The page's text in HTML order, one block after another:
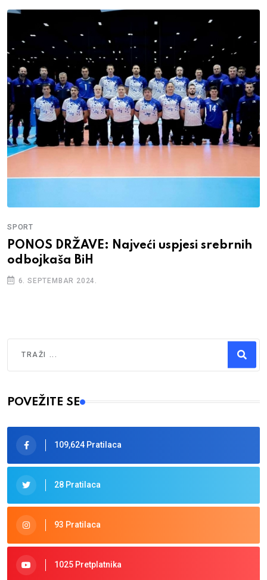
SPORT
PONOS DRŽAVE: Najveći uspjesi srebrnih
odbojkaša BiH
6. SEPTEMBAR 2024.
Type 2 or more characters for results.
POVEŽITE SE
109,624 Pratilaca
28 Pratilaca
93 Pratilaca
1025 Pretplatnika